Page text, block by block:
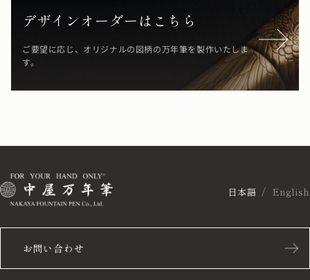
デザインオーダーはこちら
ご要望に応じ、オリジナルの図柄の万年筆を製作いたしま
す。
お問い合わせ
日本語 English